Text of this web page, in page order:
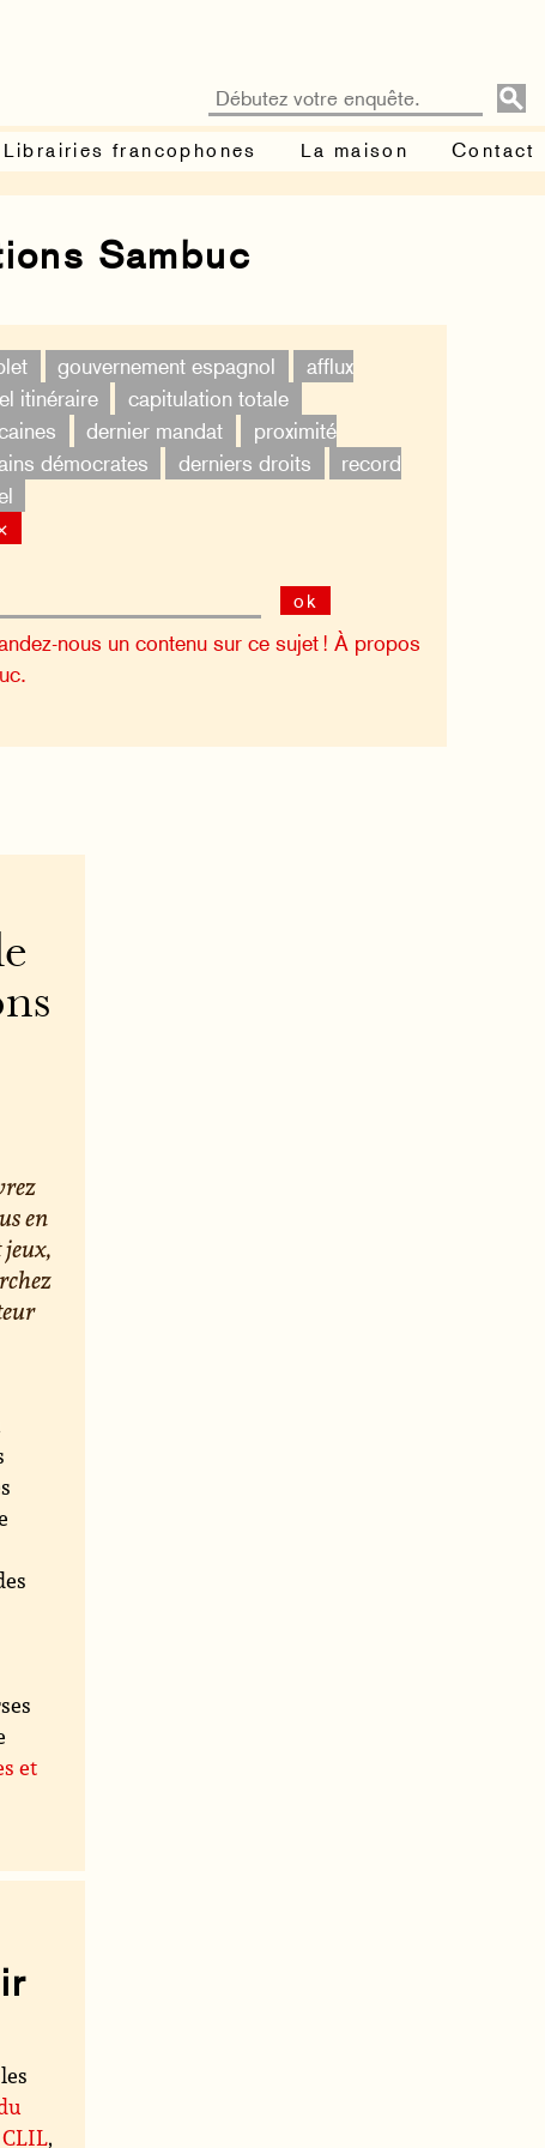
Librairies francophones La maison Contact
Sambuc
gouvernement espagnol
afflux
itinéraire
capitulation totale
dernier mandat
proximité
démocrates derniers droits
record
ok
nous un contenu sur ce sujet ! À propos
en
et
,